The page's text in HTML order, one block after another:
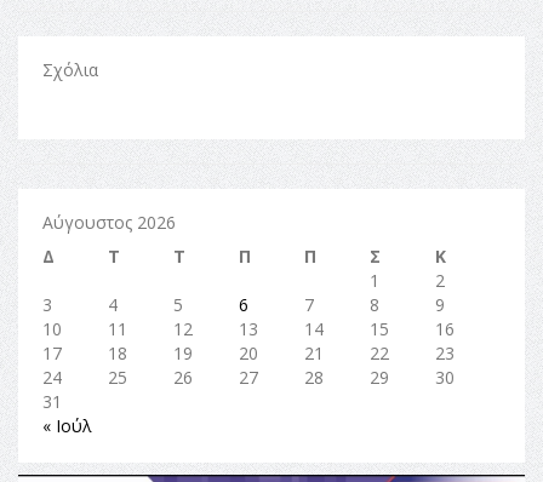
Σχόλια
Αύγουστος 2026
Δ
Τ Τ Π Π Σ
Κ
1
2
3
4 5 6 7 8
9
10
11 12 13 14 15
16
17
18 19 20 21 22
23
24
25 26 27 28 29
30
31
« Ιούλ